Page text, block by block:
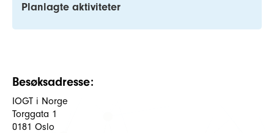
Planlagte aktiviteter
Besøksadresse:
IOGT i Norge
Torggata 1
0181 Oslo